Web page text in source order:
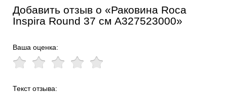
Добавить отзыв о «Раковина Roca
Inspira Round 37 см A327523000»
Ваша оценка:
Текст отзыва: